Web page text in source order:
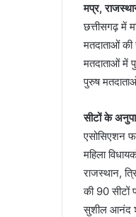
मप्र,
छत्तीसगढ़ में
मतदाताओं
मतदाताओं में
पुरुष
सीटों के
एसोसिएशन
महिला
राजस्थान,
की 90 सीटों
सुशील आनंद